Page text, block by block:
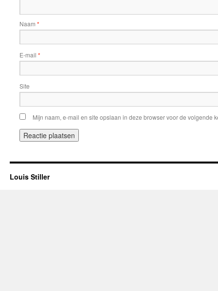
Naam *
E-mail *
Site
Mijn naam, e-mail en site opslaan in deze browser voor de volgende
Louis Stiller